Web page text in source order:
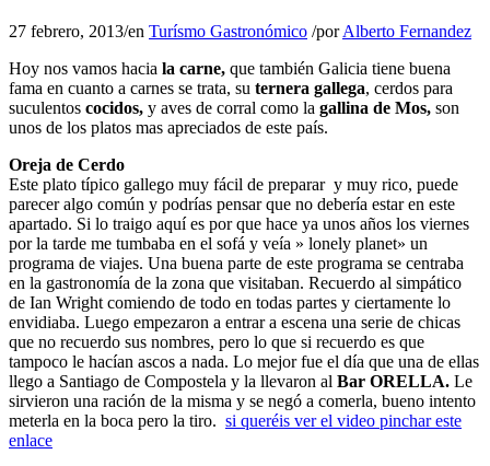
27 febrero, 2013/en Turísmo Gastronómico /porAlberto Fernandez
Hoy nos vamos hacia la carne, que también Galicia tiene buena
fama en cuanto a carnes se trata, su ternera gallega, cerdos para
suculentos cocidos, y aves de corral como la gallina de Mos, son
unos de los platos mas apreciados de este país.
Oreja de Cerdo
Este plato típico gallego muy fácil de preparar y muy rico, puede
parecer algo común y podrías pensar que no debería estar en este
apartado. Si lo traigo aquí es por que hace ya unos años los viernes
por la tarde me tumbaba en el sofá y veía » lonely planet» un
programa de viajes. Una buena parte de este programa se centraba
en la gastronomía de la zona que visitaban. Recuerdo al simpático
de Ian Wright comiendo de todo en todas partes y ciertamente lo
envidiaba. Luego empezaron a entrar a escena una serie de chicas
que no recuerdo sus nombres, pero lo que si recuerdo es que
tampoco le hacían ascos a nada. Lo mejor fue el día que una de ellas
llego a Santiago de Compostela y la llevaron al Bar ORELLA. Le
sirvieron una ración de la misma y se negó a comerla, bueno intento
meterla en la boca pero la tiro. si queréis ver el video pinchar este
enlace